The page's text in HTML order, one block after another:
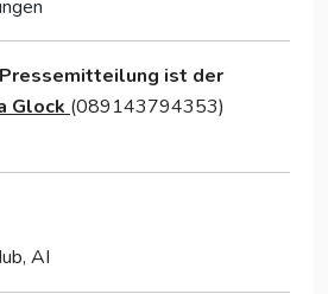
ist der
Glock (089143794353)
AI